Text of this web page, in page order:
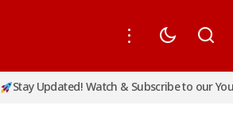
Stay Updated! Watch & Subscribe to our